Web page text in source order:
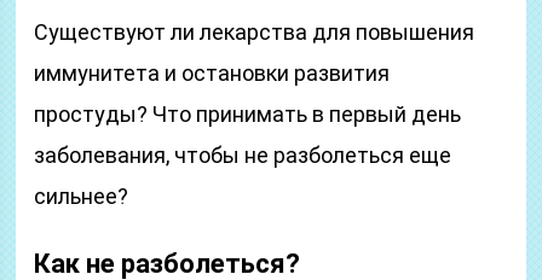
Существуют ли лекарства для повышения
иммунитета и остановки развития
простуды? Что принимать в первый день
заболевания, чтобы не разболеться еще
сильнее?
Как не разболеться?